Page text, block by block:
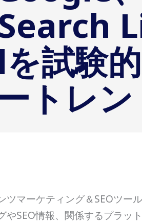
試験
トレ
ツマーケティング＆SEOツー
やSEO情報、関係するプラッ